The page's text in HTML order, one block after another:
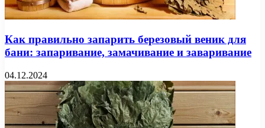
Как правильно запарить березовый веник для
бани: запаривание, замачивание и заваривание
04.12.2024